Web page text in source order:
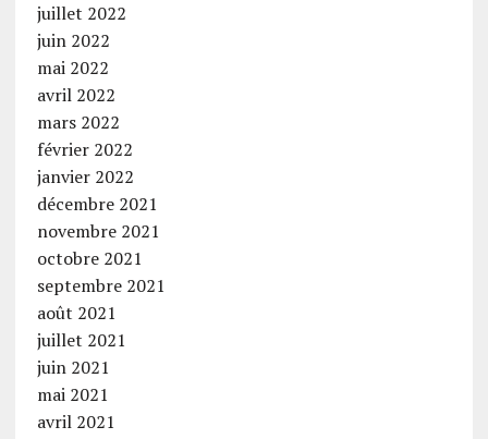
juillet 2022
juin 2022
mai 2022
avril 2022
mars 2022
février 2022
janvier 2022
décembre 2021
novembre 2021
octobre 2021
septembre 2021
août 2021
juillet 2021
juin 2021
mai 2021
avril 2021